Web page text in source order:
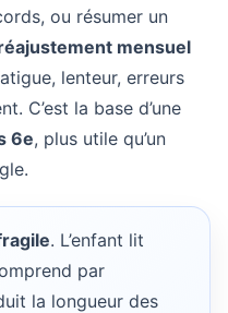
ou résumer un
mensuel
lenteur, erreurs
C’est la base d’une
6e, plus utile qu’un
. L’enfant lit
par
la longueur des